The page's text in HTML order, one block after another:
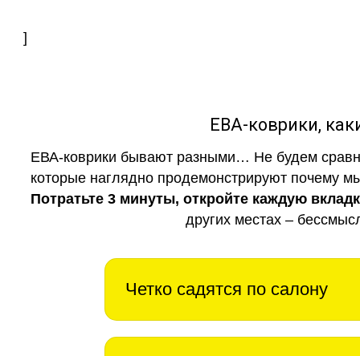
]
ЕВА-коврики,
ЕВА-коврики бывают разными… Не будем
которые наглядно продемонстрируют почему
Потратьте 3 минуты, откройте каждую
других местах –
Четко садятся по салону